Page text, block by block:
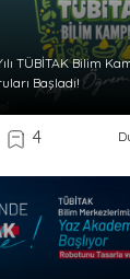
TÜBİTAK Bilim
Başladı!
4